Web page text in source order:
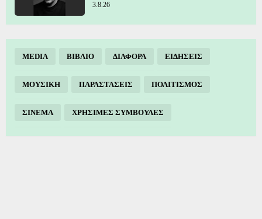
3.8.26
MEDIA ΒΙΒΛΙΟ ΔΙΑΦΟΡΑ ΕΙΔΗΣΕΙΣ
ΜΟΥΣΙΚΗ ΠΑΡΑΣΤΑΣΕΙΣ ΠΟΛΙΤΙΣΜΟΣ
ΣΙΝΕΜΑ ΧΡΗΣΙΜΕΣ ΣΥΜΒΟΥΛΕΣ